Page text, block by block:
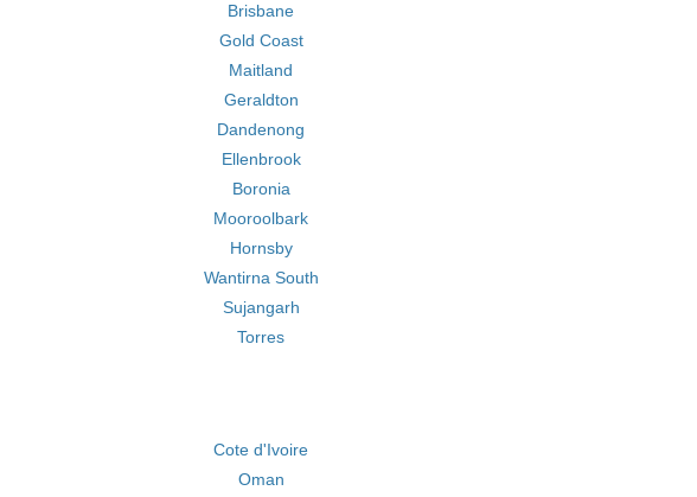
Brisbane
Gold Coast
Maitland
Geraldton
Dandenong
Ellenbrook
Boronia
Mooroolbark
Hornsby
Wantirna South
Sujangarh
Torres
Cote d'Ivoire
Oman